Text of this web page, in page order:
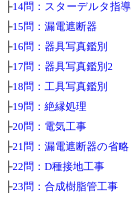
├14問：スターデルタ指導
├15問：漏電遮断器
├16問：器具写真鑑別
├17問：器具写真鑑別2
├18問：工具写真鑑別
├19問：絶縁処理
├20問：電気工事
├21問：漏電遮断器の省略
├22問：D種接地工事
├23問：合成樹脂管工事